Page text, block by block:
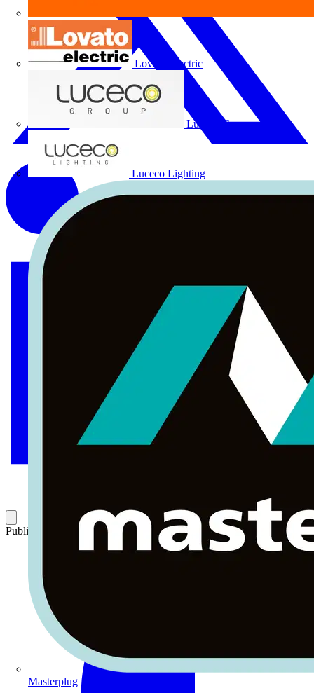
Lovato Electric
Luceco Group
Luceco Lighting
Masterplug
Publicado: 31 de marzo de 2020 Categoría: Webinar completo